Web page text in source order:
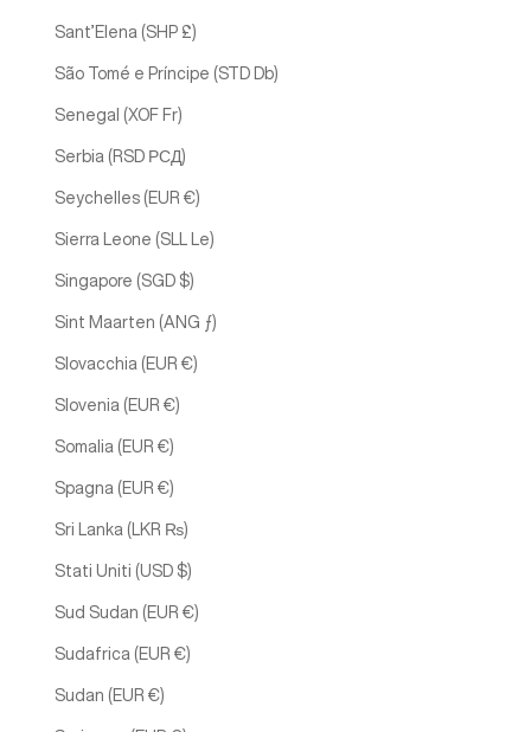
Sant’Elena (SHP £)
São Tomé e Príncipe (STD Db)
Senegal (XOF Fr)
Serbia (RSD РСД)
Seychelles (EUR €)
Sierra Leone (SLL Le)
Singapore (SGD $)
Sint Maarten (ANG ƒ)
Slovacchia (EUR €)
Slovenia (EUR €)
Somalia (EUR €)
Spagna (EUR €)
Sri Lanka (LKR ₨)
Stati Uniti (USD $)
Sud Sudan (EUR €)
Sudafrica (EUR €)
Sudan (EUR €)